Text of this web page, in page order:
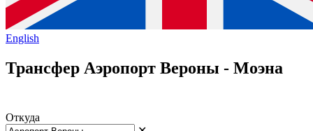
English
Трансфер Аэропорт Вероны - Моэна
Откуда